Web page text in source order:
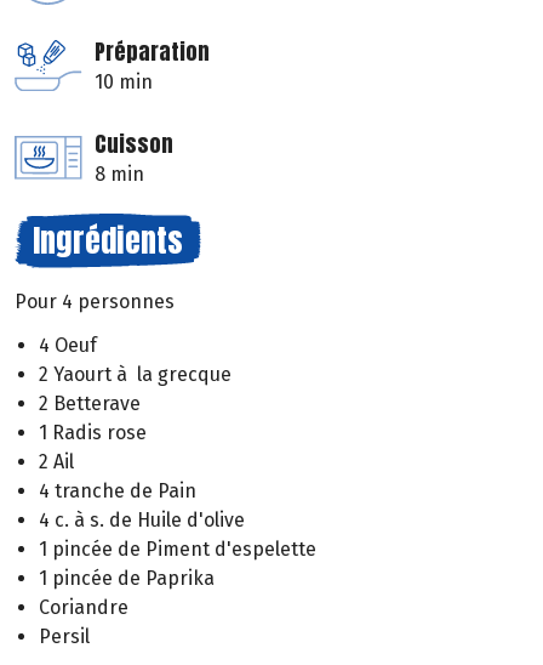
Préparation
10 min
Cuisson
8 min
Ingrédients
Pour 4 personnes
4 Oeuf
2 Yaourt à la grecque
2 Betterave
1 Radis rose
2 Ail
4 tranche de Pain
4 c. à s. de Huile d'olive
1 pincée de Piment d'espelette
1 pincée de Paprika
Coriandre
Persil